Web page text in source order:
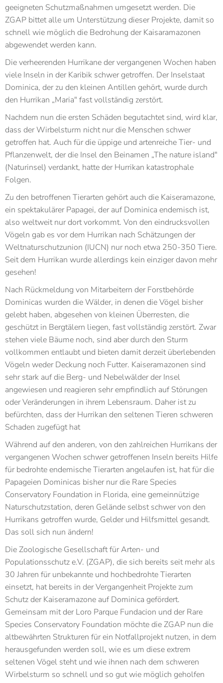
geeigneten Schutzmaßnahmen umgesetzt werden. Die
ZGAP bittet alle um Unterstützung dieser Projekte, damit so
schnell wie möglich die Bedrohung der Kaisaramazonen
abgewendet werden kann.
Die verheerenden Hurrikane der vergangenen Wochen haben
viele Inseln in der Karibik schwer getroffen. Der Inselstaat
Dominica, der zu den kleinen Antillen gehört, wurde durch
den Hurrikan „Maria" fast vollständig zerstört.
Nachdem nun die ersten Schäden begutachtet sind, wird klar,
dass der Wirbelsturm nicht nur die Menschen schwer
getroffen hat. Auch für die üppige und artenreiche Tier- und
Pflanzenwelt, der die Insel den Beinamen „The nature island"
(Naturinsel) verdankt, hatte der Hurrikan katastrophale
Folgen.
Zu den betroffenen Tierarten gehört auch die Kaiseramazone,
ein spektakulärer Papagei, der auf Dominica endemisch ist,
also weltweit nur dort vorkommt. Von den eindrucksvollen
Vögeln gab es vor dem Hurrikan nach Schätzungen der
Weltnaturschutzunion (IUCN) nur noch etwa 250-350 Tiere.
Seit dem Hurrikan wurde allerdings kein einziger davon mehr
gesehen!
Nach Rückmeldung von Mitarbeitern der Forstbehörde
Dominicas wurden die Wälder, in denen die Vögel bisher
gelebt haben, abgesehen von kleinen Überresten, die
geschützt in Bergtälern liegen, fast vollständig zerstört. Zwar
stehen viele Bäume noch, sind aber durch den Sturm
vollkommen entlaubt und bieten damit derzeit überlebenden
Vögeln weder Deckung noch Futter. Kaiseramazonen sind
sehr stark auf die Berg- und Nebelwälder der Insel
angewiesen und reagieren sehr empfindlich auf Störungen
oder Veränderungen in ihrem Lebensraum. Daher ist zu
befürchten, dass der Hurrikan den seltenen Tieren schweren
Schaden zugefügt hat
Während auf den anderen, von den zahlreichen Hurrikans der
vergangenen Wochen schwer getroffenen Inseln bereits Hilfe
für bedrohte endemische Tierarten angelaufen ist, hat für die
Papageien Dominicas bisher nur die Rare Species
Conservatory Foundation in Florida, eine gemeinnützige
Naturschutzstation, deren Gelände selbst schwer von den
Hurrikans getroffen wurde, Gelder und Hilfsmittel gesandt.
Das soll sich nun ändern!
Die Zoologische Gesellschaft für Arten- und
Populationsschutz e.V. (ZGAP), die sich bereits seit mehr als
30 Jahren für unbekannte und hochbedrohte Tierarten
einsetzt, hat bereits in der Vergangenheit Projekte zum
Schutz der Kaiseramazone auf Dominica gefördert.
Gemeinsam mit der Loro Parque Fundacion und der Rare
Species Conservatory Foundation möchte die ZGAP nun die
altbewährten Strukturen für ein Notfallprojekt nutzen, in dem
herausgefunden werden soll, wie es um diese extrem
seltenen Vögel steht und wie ihnen nach dem schweren
Wirbelsturm so schnell und so gut wie möglich geholfen